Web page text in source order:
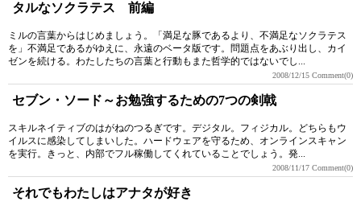
タルなソクラテス 前編
ミルの言葉からはじめましょう。「満足な豚であるより、不満足なソクラテス
を」不満足であるがゆえに、永遠のベータ版です。問題点をあぶり出し、カイ
ゼンを続ける。わたしたちの言葉と行動もまた哲学的ではないでし...
2008/12/15 Comment(0)
セブン・ソード～お勉強するための7つの剣戟
スキルネイティブのはがねのつるぎです。デジタル。フィジカル。どちらもウ
イルスに感染してしまいした。ハードウェアを守るため、オンラインスキャン
を実行。きっと、内部でフル稼働してくれていることでしょう。発...
2008/11/17 Comment(0)
それでもわたしはアナタが好き